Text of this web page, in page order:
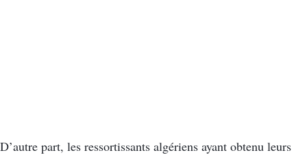
D’autre part, les ressortissants algériens ayant obtenu leurs